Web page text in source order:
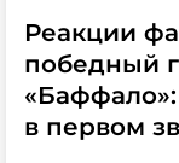
Реакции
победный
в первом